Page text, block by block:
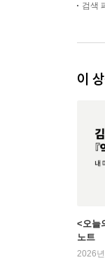
검색
이
<오늘
노트
2026